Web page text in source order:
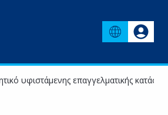
υφιστάμενης επαγγελματικής